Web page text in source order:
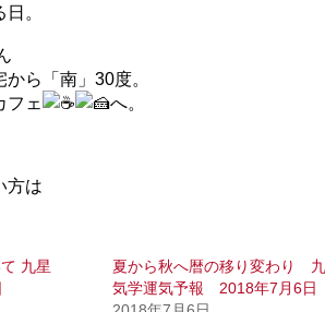
。
ら「南」30度。
フェ
へ。
方は
九星
夏から秋へ暦の移り変わり
気学運気予報 2018年7月6日